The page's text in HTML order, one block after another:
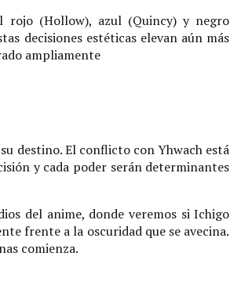
rojo (Hollow), azul (Quincy) y negro
decisiones estéticas elevan aún más
ampliamente
destino. El conflicto con Yhwach está
y cada poder serán determinantes
del anime, donde veremos si Ichigo
frente a la oscuridad que se avecina.
comienza.